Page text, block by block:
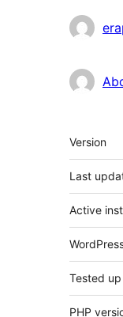
Meta
Version
Last
Active
Tested
PHP